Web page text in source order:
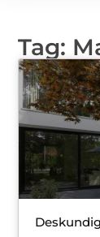
Tag: